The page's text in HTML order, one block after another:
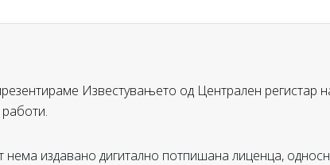
Известувањето од Централен
нема издавано дигитално потпишана лиценца,